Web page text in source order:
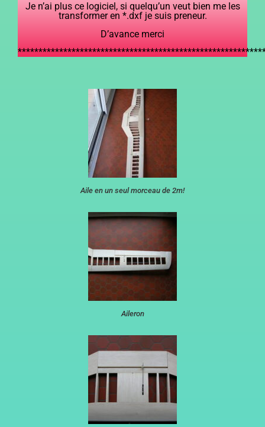
Je n’ai plus ce logiciel, si quelqu’un veut bien me les
transformer en *.dxf je suis preneur.
D’avance merci
Aile en un seul morceau de 2m!
Aileron